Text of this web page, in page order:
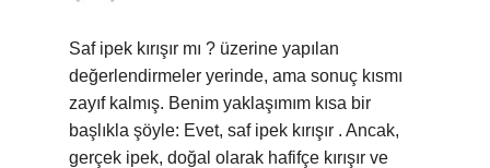
Saf ipek kırışır mı ? üzerine yapılan
değerlendirmeler yerinde, ama sonuç kısmı
zayıf kalmış. Benim yaklaşımım kısa bir
başlıkla şöyle: Evet, saf ipek kırışır . Ancak,
gerçek ipek, doğal olarak hafifçe kırışır ve